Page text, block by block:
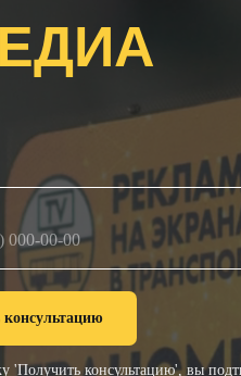
'Получить консультацию', вы